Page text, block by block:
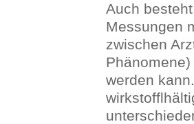
Auch
Messungen
zwischen
werden